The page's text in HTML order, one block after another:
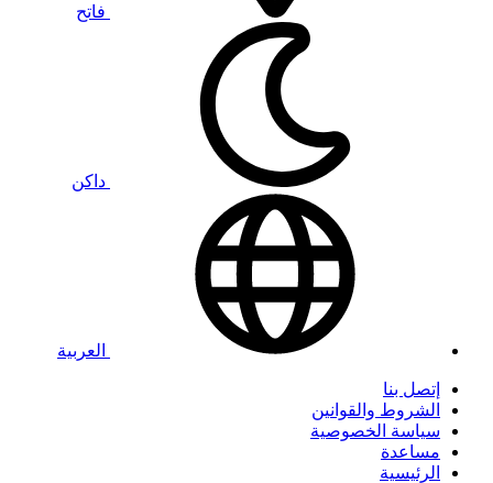
فاتح
داكن
العربية
إتصل بنا
الشروط والقوانين
سياسة الخصوصية
مساعدة
الرئيسية